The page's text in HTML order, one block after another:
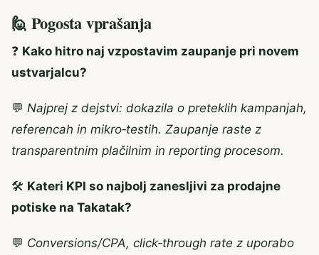
🙋 Pogosta vprašanja
❓ Kako hitro naj vzpostavim zaupanje pri novem
ustvarjalcu?
💬 Najprej z dejstvi: dokazila o preteklih kampanjah,
referencah in mikro‑testih. Zaupanje raste z
transparentnim plačilnim in reporting procesom.
🛠️ Kateri KPI so najbolj zanesljivi za prodajne
potiske na Takatak?
💬 Conversions/CPA, click‑through rate z uporabo